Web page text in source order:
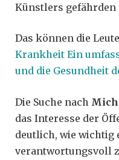
Künstlers gefährden
Das können die
Krankheit Ein
und die Gesundheit
Die Suche nach
das Interesse der
deutlich, wie wichtig
verantwortungsvoll